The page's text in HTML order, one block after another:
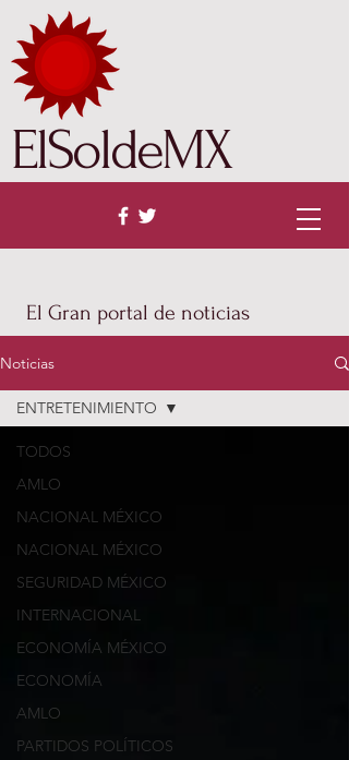
El Gran portal de noticias
ElSoldeMX
Noticias
TODOS
AMLO
NACIONAL MÉXICO
NACIONAL MÉXICO
SEGURIDAD MÉXICO
INTERNACIONAL
ECONOMÍA MÉXICO
ECONOMÍA
AMLO
PARTIDOS POLÍTICOS
ENTRETENIMIENTO